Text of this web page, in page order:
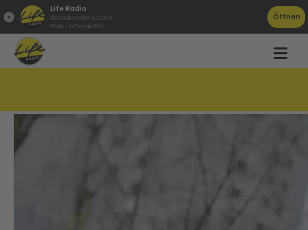
Life Radio
Life Radio GmbH & Co.KG
Gratis - in Google Play
Öffnen